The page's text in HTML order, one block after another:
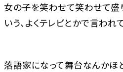
女の子を笑わせて笑わせて盛
いう、よくテレビとかで言われ
落語家になって舞台なんかほ